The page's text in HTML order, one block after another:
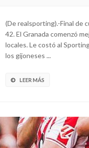
(De realsporting).-Final de
42. El Granada comenzó
locales. Le costó al
los gijoneses ...
LEER MÁS